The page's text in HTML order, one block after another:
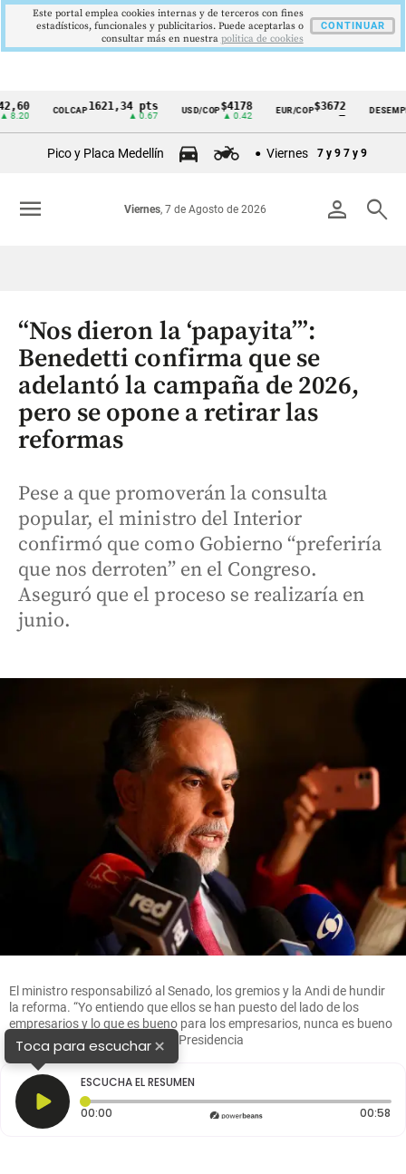
Cintillo
Colombia
COLCAP1621,34 pts
▲ 0.67
USD/COP$4178
▲ 0.42
EUR/COP$3672 DESEMPLEO
Pico y Placa Medellín Viernes 7 y 9 7 y 9
person search
Viernes, 7 de Agosto de 2026
menu
“Nos dieron la ‘papayita’”:
Benedetti confirma que se
adelantó la campaña de 2026,
pero se opone a retirar las
reformas
Pese a que promoverán la consulta
popular, el ministro del Interior
confirmó que como Gobierno “preferiría
que nos derroten” en el Congreso.
Aseguró que el proceso se realizaría en
junio.
El ministro responsabilizó al Senado, los gremios y la Andi de hundir
la reforma. “Yo entiendo que ellos se han puesto del lado de los
empresarios y lo que es bueno para los empresarios, nunca es bueno
para los trabajadores”. FOTO: Presidencia
Toca para escuchar×
ESCUCHA EL RESUMEN
00:00 Tiempo transcurrido: 0 segundos 00:58
Este portal emplea cookies internas y de terceros con fines
estadísticos, funcionales y publicitarios. Puede aceptarlas o
consultar más en nuestra politica de cookies
CONTINUAR